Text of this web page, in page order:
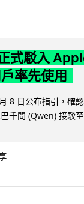
式駁入
率先使用
8 日公布指引，確
千問 (Qwen) 接駁